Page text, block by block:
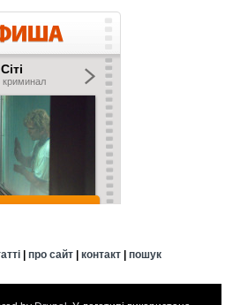
| про сайт| контакт| пошук